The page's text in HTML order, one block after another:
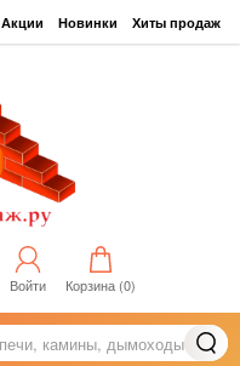
Акции Новинки Хиты продаж
Войти Корзина (0)